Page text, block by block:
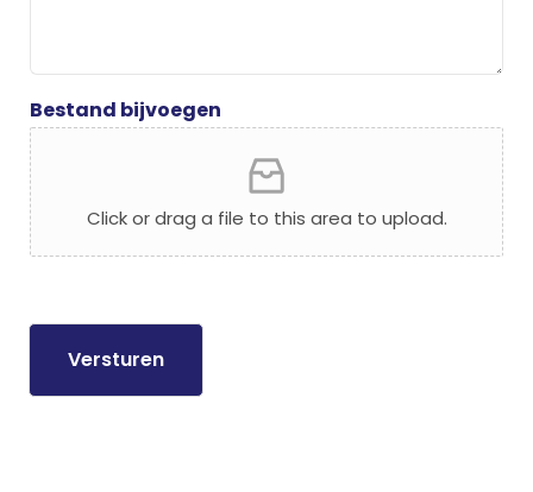
Bestand bijvoegen
Click or drag a file to this area to upload.
Versturen